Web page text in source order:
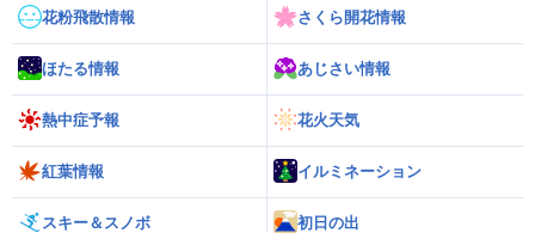
花粉飛散情報 さくら開花情報
ほたる情報 あじさい情報
熱中症予報 花火天気
紅葉情報 イルミネーション
スキー＆スノボ 初日の出